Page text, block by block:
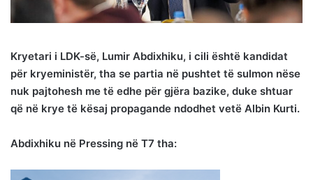
Kryetari i LDK-së, Lumir Abdixhiku, i cili është kandidat
për kryeministër, tha se partia në pushtet të sulmon nëse
nuk pajtohesh me të edhe për gjëra bazike, duke shtuar
që në krye të kësaj propagande ndodhet vetë Albin Kurti.
Abdixhiku në Pressing në T7 tha: